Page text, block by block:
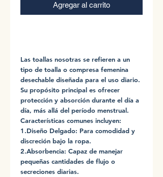
Agregar al carrito
Las toallas nosotras se refieren a un
tipo de toalla o compresa femenina
desechable diseñada para el uso diario.
Su propósito principal es ofrecer
protección y absorción durante el día a
día, más allá del período menstrual.
Características comunes incluyen:
1.Diseño Delgado: Para comodidad y
discreción bajo la ropa.
2.Absorbencia: Capaz de manejar
pequeñas cantidades de flujo o
secreciones diarias.